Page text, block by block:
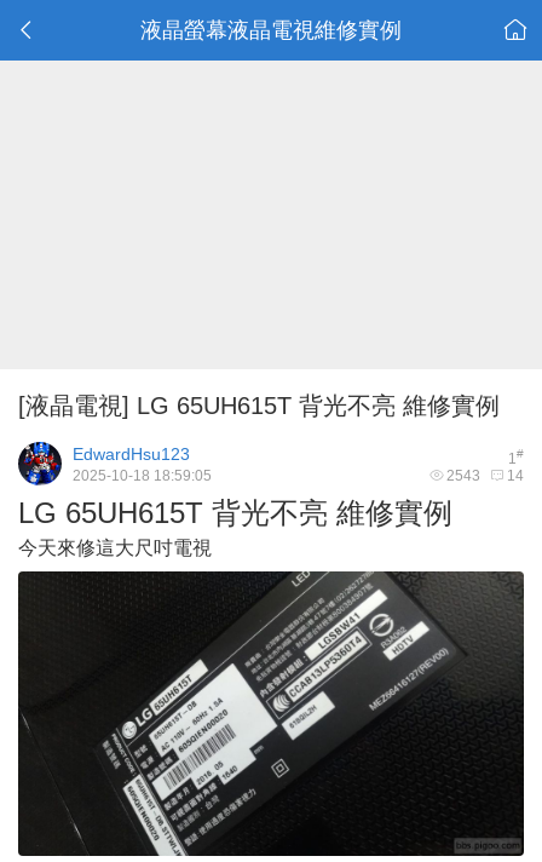
液晶螢幕液晶電視維修實例
[液晶電視] LG 65UH615T 背光不亮 維修實例
1#
EdwardHsu123
2543 14
2025-10-18 18:59:05
LG 65UH615T 背光不亮 維修實例
今天來修這大尺吋電視